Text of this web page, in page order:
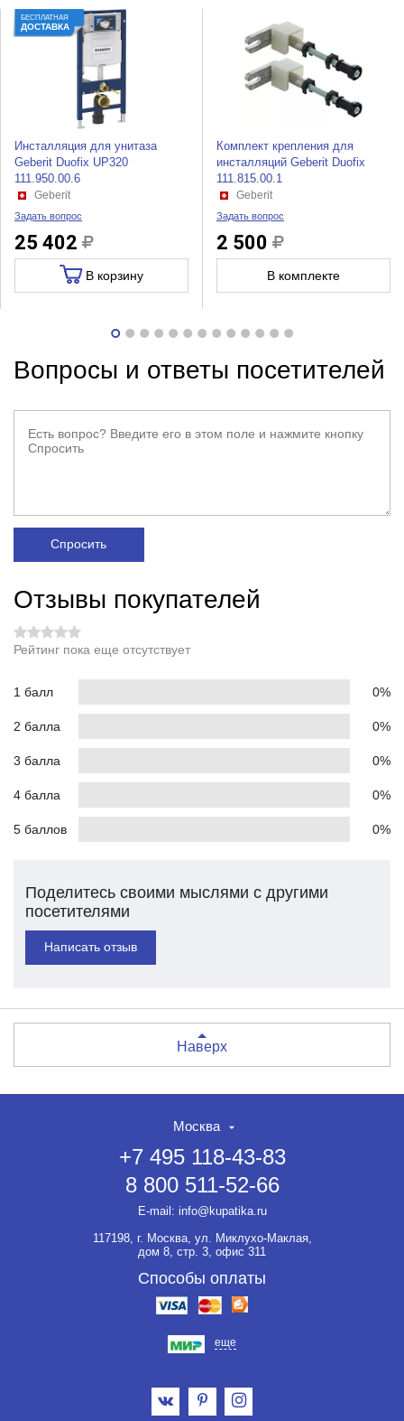
БЕСПЛАТНАЯ
ДОСТАВКА
Инсталляция для унитаза
Geberit Duofix UP320
111.950.00.6
Geberit
Задать вопрос
25 402
В корзину
Комплект крепления для
инсталляций Geberit Duofix
111.815.00.1
Geberit
Задать вопрос
2 500
В комплекте
Вопросы и ответы посетителей
Спросить
Отзывы покупателей
Рейтинг пока еще отсутствует
1 балл 0%
2 балла 0%
3 балла 0%
4 балла 0%
5 баллов 0%
Поделитесь своими мыслями с другими
посетителями
Написать отзыв
Наверх
Москва
+7 495 118-43-83
8 800 511-52-66
E-mail: info@kupatika.ru
117198, г. Москва, ул. Миклухо-Маклая,
дом 8, стр. 3, офис 311
Способы оплаты
еще